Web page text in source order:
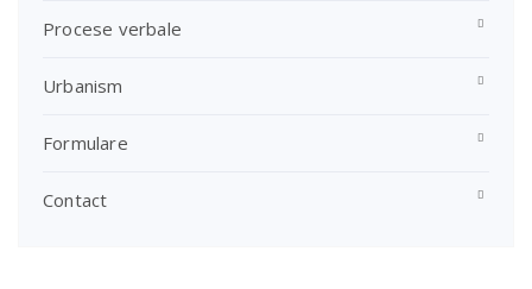
Procese verbale
Urbanism
Formulare
Contact